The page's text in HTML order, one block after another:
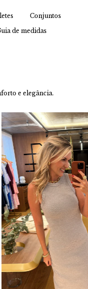
Conjuntos
de medidas
e elegância.